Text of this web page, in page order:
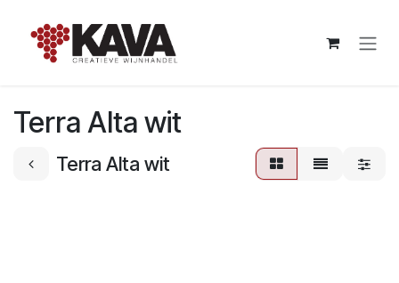
Terra Alta wit
Terra Alta wit